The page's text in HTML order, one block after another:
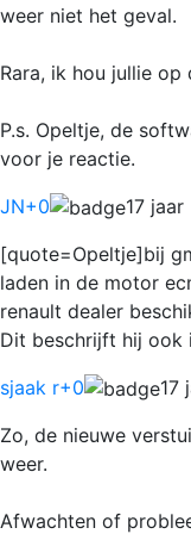
weer niet het geval.
Rara, ik hou jullie op
P.s. Opeltje, de
voor je reactie.
JN+0
17 jaar
[quote=Opeltje]bij
laden in de motor
renault dealer
Dit beschrijft hij ook
sjaak r+0
17
Zo, de nieuwe
weer.
Afwachten of